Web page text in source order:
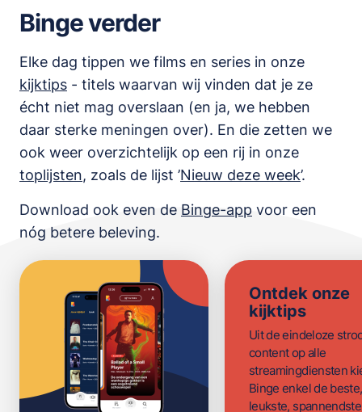
Binge verder
Elke dag tippen we films en series in onze
kijktips - titels waarvan wij vinden dat je ze
écht niet mag overslaan (en ja, we hebben
daar sterke meningen over). En die zetten we
ook weer overzichtelijk op een rij in onze
toplijsten, zoals de lijst ’Nieuw deze week’.
Download ook even de Binge-app voor een
nóg betere beleving.
Ontdek onze
kijktips
Uit de eindeloze
content op alle
streamingdiensten
Binge enkel de beste,
leukste,